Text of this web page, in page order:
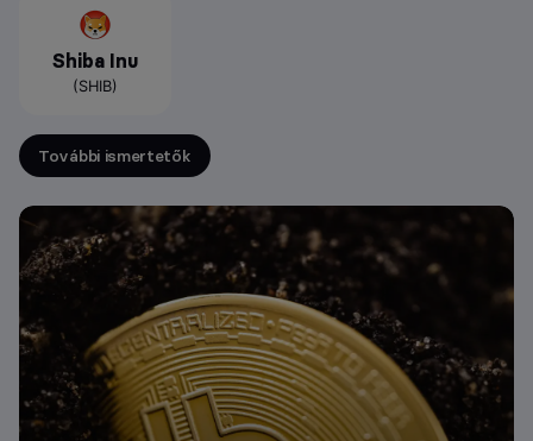
Shiba Inu
(SHIB)
További ismertetők